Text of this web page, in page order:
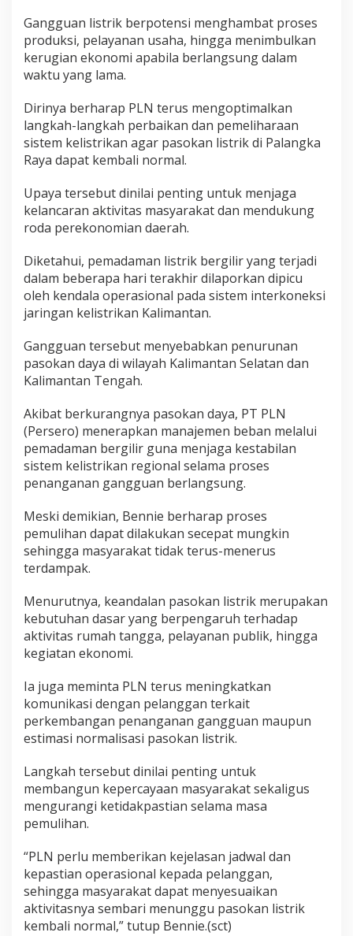
Gangguan listrik berpotensi menghambat proses
produksi, pelayanan usaha, hingga menimbulkan
kerugian ekonomi apabila berlangsung dalam
waktu yang lama.
Dirinya berharap PLN terus mengoptimalkan
langkah-langkah perbaikan dan pemeliharaan
sistem kelistrikan agar pasokan listrik di Palangka
Raya dapat kembali normal.
Upaya tersebut dinilai penting untuk menjaga
kelancaran aktivitas masyarakat dan mendukung
roda perekonomian daerah.
Diketahui, pemadaman listrik bergilir yang terjadi
dalam beberapa hari terakhir dilaporkan dipicu
oleh kendala operasional pada sistem interkoneksi
jaringan kelistrikan Kalimantan.
Gangguan tersebut menyebabkan penurunan
pasokan daya di wilayah Kalimantan Selatan dan
Kalimantan Tengah.
Akibat berkurangnya pasokan daya, PT PLN
(Persero) menerapkan manajemen beban melalui
pemadaman bergilir guna menjaga kestabilan
sistem kelistrikan regional selama proses
penanganan gangguan berlangsung.
Meski demikian, Bennie berharap proses
pemulihan dapat dilakukan secepat mungkin
sehingga masyarakat tidak terus-menerus
terdampak.
Menurutnya, keandalan pasokan listrik merupakan
kebutuhan dasar yang berpengaruh terhadap
aktivitas rumah tangga, pelayanan publik, hingga
kegiatan ekonomi.
Ia juga meminta PLN terus meningkatkan
komunikasi dengan pelanggan terkait
perkembangan penanganan gangguan maupun
estimasi normalisasi pasokan listrik.
Langkah tersebut dinilai penting untuk
membangun kepercayaan masyarakat sekaligus
mengurangi ketidakpastian selama masa
pemulihan.
“PLN perlu memberikan kejelasan jadwal dan
kepastian operasional kepada pelanggan,
sehingga masyarakat dapat menyesuaikan
aktivitasnya sembari menunggu pasokan listrik
kembali normal,” tutup Bennie.(sct)